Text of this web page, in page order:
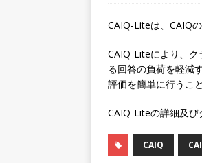
CAIQ-Liteは、CAIQ
CAIQ-Liteにより、
る回答の負荷を軽減
評価を簡単に行うこ
CAIQ-Liteの詳細及び
CAIQ